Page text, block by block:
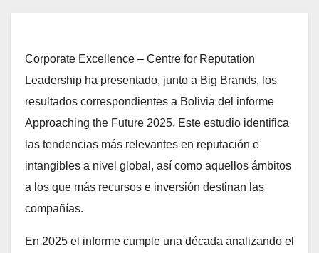
Corporate Excellence – Centre for Reputation
Leadership ha presentado, junto a Big Brands, los
resultados correspondientes a Bolivia del informe
Approaching the Future 2025. Este estudio identifica
las tendencias más relevantes en reputación e
intangibles a nivel global, así como aquellos ámbitos
a los que más recursos e inversión destinan las
compañías.
En 2025 el informe cumple una década analizando el